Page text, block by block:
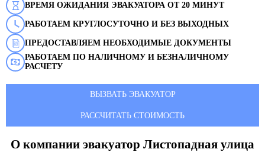
ВРЕМЯ ОЖИДАНИЯ ЭВАКУАТОРА ОТ 20 МИНУТ
РАБОТАЕМ КРУГЛОСУТОЧНО И БЕЗ ВЫХОДНЫХ
ПРЕДОСТАВЛЯЕМ НЕОБХОДИМЫЕ ДОКУМЕНТЫ
РАБОТАЕМ ПО НАЛИЧНОМУ И БЕЗНАЛИЧНОМУ
РАСЧЕТУ
ВЫЗВАТЬ ЭВАКУАТОР
РАССЧИТАТЬ СТОИМОСТЬ
О компании эвакуатор Листопадная улица